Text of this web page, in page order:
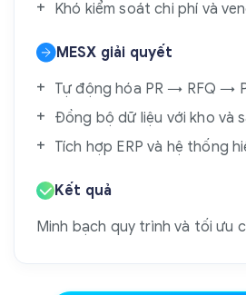
Khó kiểm soát chi phí và
MESX giải quyết
Tự động hóa PR → RFQ →
Đồng bộ dữ liệu với kho và
Tích hợp ERP và hệ thống
Kết quả
Minh bạch quy trình và tối ưu